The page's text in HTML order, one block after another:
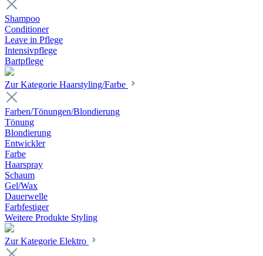
Shampoo
Conditioner
Leave in Pflege
Intensivpflege
Bartpflege
Zur Kategorie Haarstyling/Farbe
Farben/Tönungen/Blondierung
Tönung
Blondierung
Entwickler
Farbe
Haarspray
Schaum
Gel/Wax
Dauerwelle
Farbfestiger
Weitere Produkte Styling
Zur Kategorie Elektro